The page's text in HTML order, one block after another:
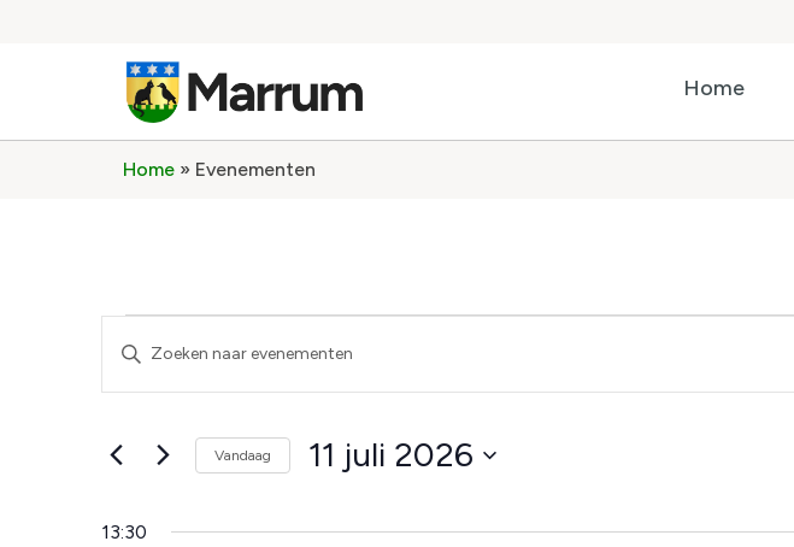
Home
Home » Evenementen
Evenementen
Zoeken
weergeven
navigatie
Vul
een
in.
EvenementenVandaag 11 juli 2026
13:30